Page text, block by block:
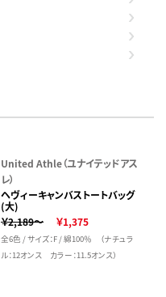
United Athle（ユナイテッドアス
レ）
ヘヴィーキャンバストートバッグ
(大)
￥2,189～
￥1,375
全6色 / サイズ：F / 綿100％ （ナチュラ
ル：12オンス カラー：11.5オンス）